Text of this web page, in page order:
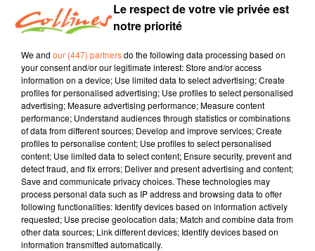
infos
7 mai 2023 - 40 min 20 sec
SPORTS MATIN DIMANCHE DU 07 MAI
Jean Grellier - Patrice Bémanangy
Le sport près de chez vous
Nouvelle défaite des Chamois hier soir face à Metz 3 à
0. Mickaël Hanouna le directeur général des Niortais
était notre invité.
En R1 victoire du FCB face à Chauray 2 à 1
Le respect de votre vie privée est
notre priorité
We and our (447) partnersdo the following data processing based on
your consent and/or our legitimate interest: Store and/or access
information on a device; Use limited data to select advertising; Create
profiles for personalised advertising; Use profiles to select personalised
advertising; Measure advertising performance; Measure content
performance; Understand audiences through statistics or combinations
of data from different sources; Develop and improve services; Create
profiles to personalise content; Use profiles to select personalised
content; Use limited data to select content; Ensure security, prevent and
detect fraud, and fix errors; Deliver and present advertising and content;
Save and communicate privacy choices. These technologies may
process personal data such as IP address and browsing data to offer
following functionalities: Identify devices based on information actively
requested; Use precise geolocation data; Match and combine data from
other data sources; Link different devices; Identify devices based on
information transmitted automatically.